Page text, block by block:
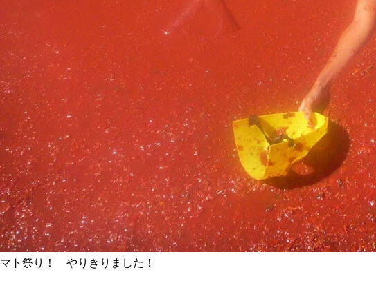
マト祭り！ やりきりました！